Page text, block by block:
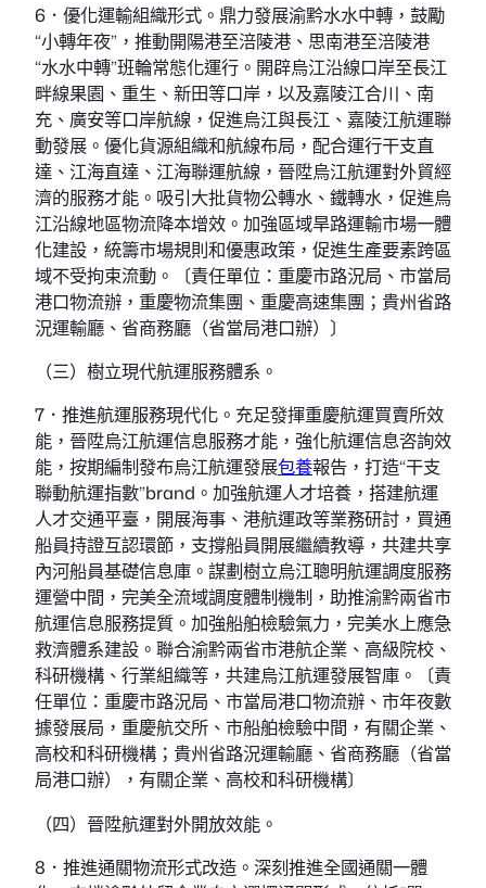
6．優化運輸組織形式。鼎力發展渝黔水水中轉，鼓勵
“小轉年夜”，推動開陽港至涪陵港、思南港至涪陵港
“水水中轉”班輪常態化運行。開辟烏江沿線口岸至長江
畔線果園、重生、新田等口岸，以及嘉陵江合川、南
充、廣安等口岸航線，促進烏江與長江、嘉陵江航運聯
動發展。優化貨源組織和航線布局，配合運行干支直
達、江海直達、江海聯運航線，晉陞烏江航運對外貿經
濟的服務才能。吸引大批貨物公轉水、鐵轉水，促進烏
江沿線地區物流降本增效。加強區域旱路運輸市場一體
化建設，統籌市場規則和優惠政策，促進生產要素跨區
域不受拘束流動。〔責任單位：重慶市路況局、市當局
港口物流辦，重慶物流集團、重慶高速集團；貴州省路
況運輸廳、省商務廳（省當局港口辦）〕
（三）樹立現代航運服務體系。
7．推進航運服務現代化。充足發揮重慶航運買賣所效
能，晉陞烏江航運信息服務才能，強化航運信息咨詢效
能，按期編制發布烏江航運發展包養報告，打造“干支
聯動航運指數”brand。加強航運人才培養，搭建航運
人才交通平臺，開展海事、港航運政等業務研討，買通
船員持證互認環節，支撐船員開展繼續教導，共建共享
內河船員基礎信息庫。謀劃樹立烏江聰明航運調度服務
運營中間，完美全流域調度體制機制，助推渝黔兩省市
航運信息服務提質。加強船舶檢驗氣力，完美水上應急
救濟體系建設。聯合渝黔兩省市港航企業、高級院校、
科研機構、行業組織等，共建烏江航運發展智庫。〔責
任單位：重慶市路況局、市當局港口物流辦、市年夜數
據發展局，重慶航交所、市船舶檢驗中間，有關企業、
高校和科研機構；貴州省路況運輸廳、省商務廳（省當
局港口辦），有關企業、高校和科研機構〕
（四）晉陞航運對外開放效能。
8．推進通關物流形式改造。深刻推進全國通關一體